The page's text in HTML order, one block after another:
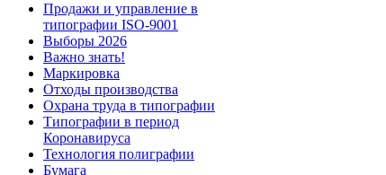
Продажи и управление в
типографии ISO-9001
Выборы 2026
Важно знать!
Маркировка
Отходы производства
Охрана труда в типографии
Типографии в период
Коронавируса
Технология полиграфии
Бумага